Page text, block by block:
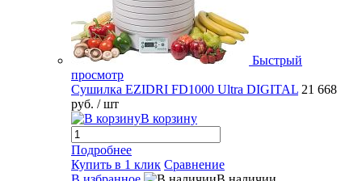
Быстрый
просмотр
Сушилка EZIDRI FD1000 Ultra DIGITAL 21 668
руб. / шт
В корзину
Подробнее
Купить в 1 клик Сравнение